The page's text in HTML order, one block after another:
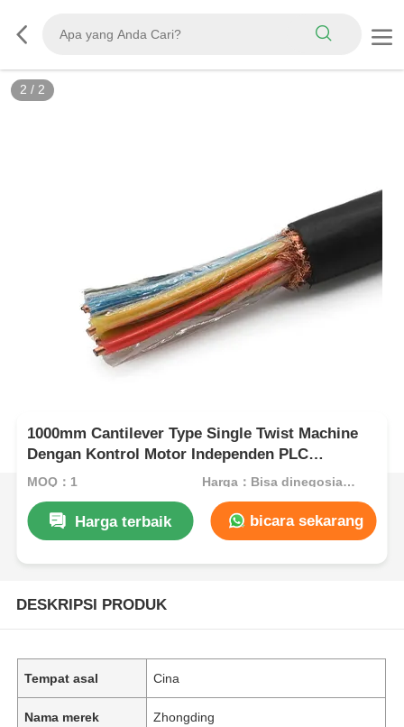
2 / 2
1000mm Cantilever Type Single Twist Machine
Dengan Kontrol Motor Independen PLC
Touchscreen
MOQ：1 Harga：Bisa dinegosiasikan
Harga terbaik bicara sekarang
DESKRIPSI PRODUK
Tempat asal Cina
Nama merek Zhongding